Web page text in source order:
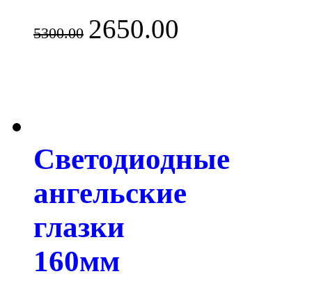
5300.00 2650.00
Светодиодные
ангельские
глазки
160мм